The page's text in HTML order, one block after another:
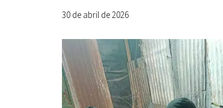
30 de abril de 2026